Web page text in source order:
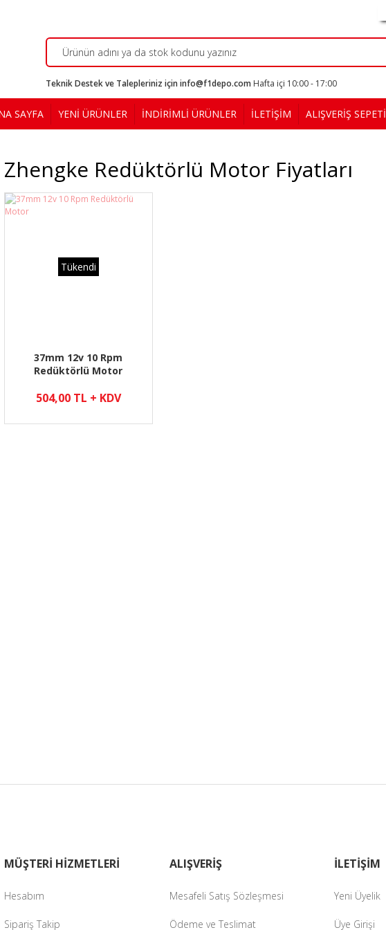
Teknik Destek ve Talepleriniz için info@f1depo.com Hafta içi 10:00 - 17:00
SAYFA YENİ ÜRÜNLER İNDİRİMLİ ÜRÜNLER İLETİŞİM ALIŞVERİŞ SEPETİ
Zhengke Redüktörlü Motor Fiyatları
Tükendi
37mm 12v 10 Rpm
Redüktörlü Motor
504,00 TL + KDV
MÜŞTERİ HİZMETLERİ
Hesabım
Sipariş Takip
ALIŞVERİŞ
Mesafeli Satış Sözleşmesi
Ödeme ve Teslimat
İLETİŞİM
Yeni Üyelik
Üye Girişi